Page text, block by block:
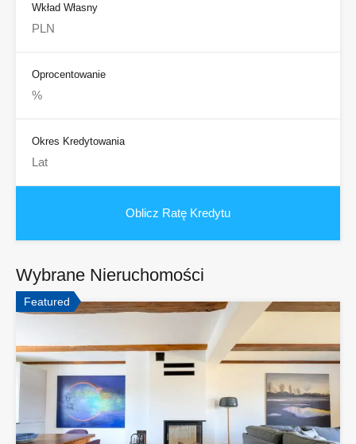
Wkład Własny
Oprocentowanie
Okres Kredytowania
Wybrane Nieruchomości
Featured